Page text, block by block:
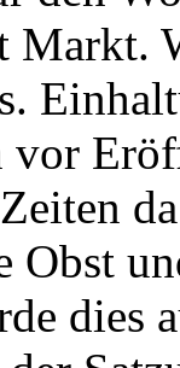
vor
Obst
dies